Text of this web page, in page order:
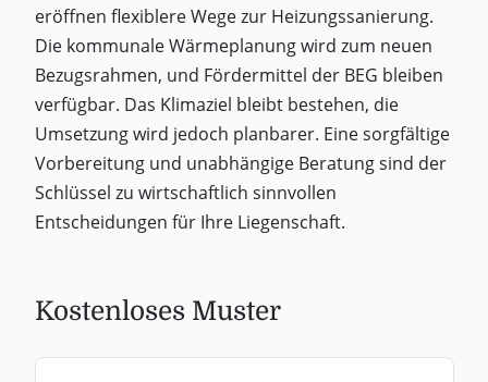
eröffnen flexiblere Wege zur Heizungssanierung.
Die kommunale Wärmeplanung wird zum neuen
Bezugsrahmen, und Fördermittel der BEG bleiben
verfügbar. Das Klimaziel bleibt bestehen, die
Umsetzung wird jedoch planbarer. Eine sorgfältige
Vorbereitung und unabhängige Beratung sind der
Schlüssel zu wirtschaftlich sinnvollen
Entscheidungen für Ihre Liegenschaft.
Kostenloses Muster